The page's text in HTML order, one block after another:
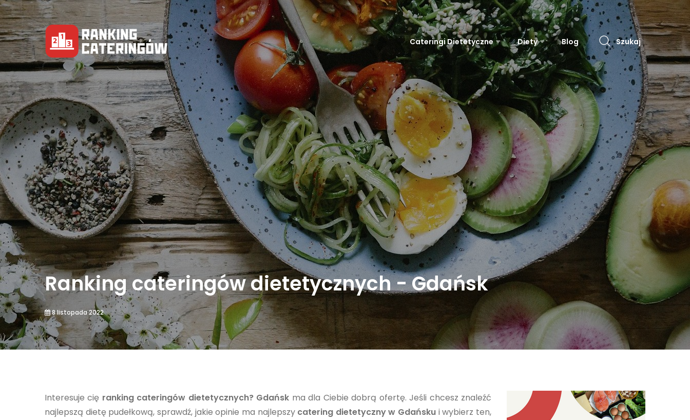
Cateringi Dietetyczne Diety Blog Szukaj
Ranking cateringów dietetycznych - Gdańsk
8 listopada 2022
Interesuje cię ranking cateringów dietetycznych? Gdańsk ma dla Ciebie dobrą ofertę. Jeśli chcesz znaleźć
najlepszą dietę pudełkową, sprawdź, jakie opinie ma najlepszy catering dietetyczny w Gdańsku i wybierz ten,